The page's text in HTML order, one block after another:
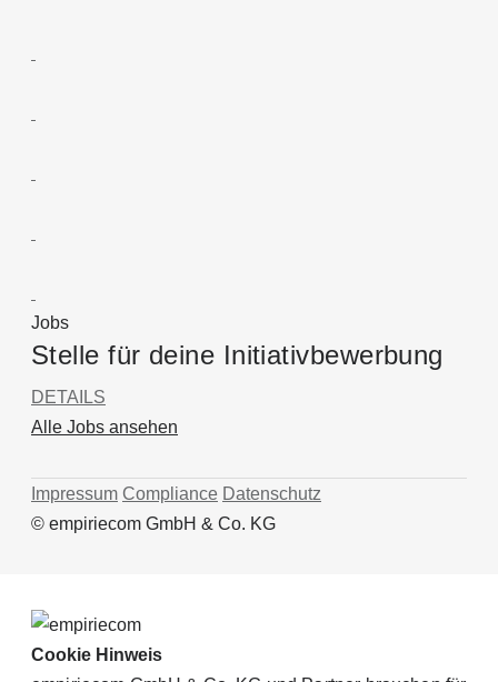
Jobs
Stelle für deine Initiativbewerbung
DETAILS
Alle Jobs ansehen
Impressum Compliance Datenschutz
© empiriecom GmbH & Co. KG
Cookie Hinweis